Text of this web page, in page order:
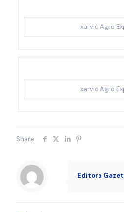
xarvio Agro
xarvio Agro
Share
Editora